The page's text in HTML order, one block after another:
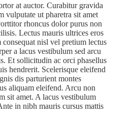
at auctor. Curabitur gravida
vulputate ut pharetra sit amet
rhoncus dolor purus non
Lectus mauris ultrices eros
consequat nisl vel pretium lectus
a lacus vestibulum sed arcu
Et sollicitudin ac orci phasellus
hendrerit. Scelerisque eleifend
dis parturient montes
aliquam eleifend. Arcu non
sit amet. A lacus vestibulum
in nibh mauris cursus mattis